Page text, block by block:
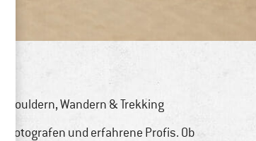
Bouldern,Wandern & Trekking
und erfahrene Profis. Ob